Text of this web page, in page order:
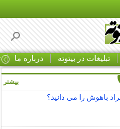
تبلیغات در بیتوته درباره ما
باهوش را می دانید؟
بیشتر